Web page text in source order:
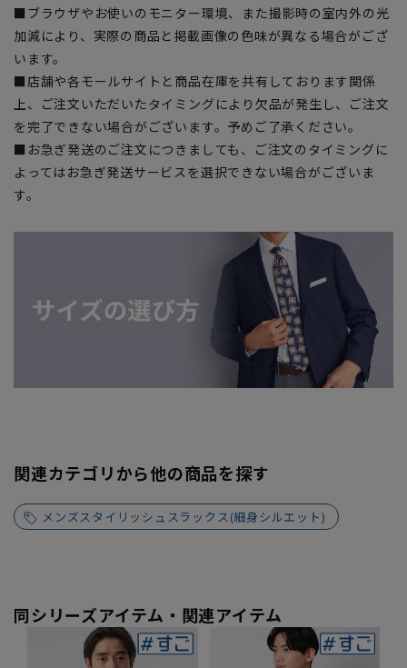
■ブラウザやお使いのモニター環境、また撮影時の室内外の光
加減により、実際の商品と掲載画像の色味が異なる場合がござ
います。
■店舗や各モールサイトと商品在庫を共有しております関係
上、ご注文いただいたタイミングにより欠品が発生し、ご注文
を完了できない場合がございます。予めご了承ください。
■お急ぎ発送のご注文につきましても、ご注文のタイミングに
よってはお急ぎ発送サービスを選択できない場合がございま
す。
関連カテゴリから他の商品を探す
メンズスタイリッシュスラックス(細身シルエット)
同シリーズアイテム・関連アイテム